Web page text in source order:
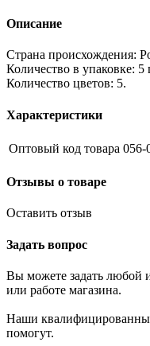
Описание
Страна происхождения:
Количество в упаковке: 5
Количество цветов: 5.
Характеристики
Оптовый код товара 056-
Отзывы о товаре
Оставить отзыв
Задать вопрос
Вы можете задать любой
или работе магазина.
Наши
помогут.